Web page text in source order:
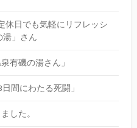
休日でも気軽にリフレッシ
湯」さん
有磯の湯さん」
間にわたる死闘」
した。